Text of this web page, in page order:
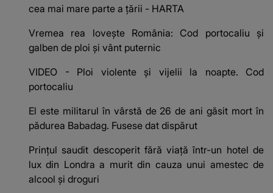
cea mai mare parte a ţării - HARTA
Vremea rea loveşte România: Cod portocaliu şi
galben de ploi şi vânt puternic
VIDEO - Ploi violente și vijelii la noapte. Cod
portocaliu
El este militarul în vârstă de 26 de ani găsit mort în
pădurea Babadag. Fusese dat dispărut
Prințul saudit descoperit fără viață într-un hotel de
lux din Londra a murit din cauza unui amestec de
alcool și droguri